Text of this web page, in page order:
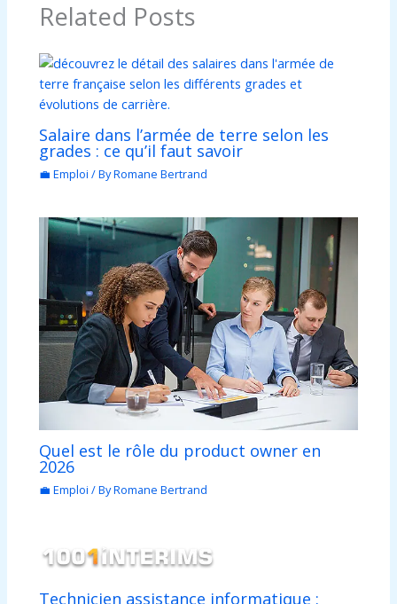
Related Posts
Salaire dans l’armée de terre selon les
grades : ce qu’il faut savoir
💼 Emploi / ByRomane Bertrand
Quel est le rôle du product owner en
2026
💼 Emploi / ByRomane Bertrand
Technicien assistance informatique :